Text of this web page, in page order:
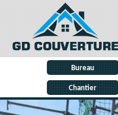
Bureau
Chantier